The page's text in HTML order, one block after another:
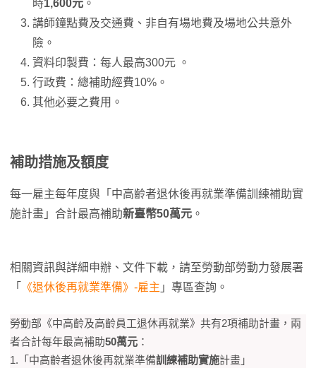
時1,600元 。
講師鐘點費及交通費、非自有場地費及場地公共意外
險。
資料印製費：每人最高300元 。
行政費：總補助經費10%。
其他必要之費用。
補助措施及額度
每一雇主每年度與「中高齡者退休後再就業準備訓練補助實
施計畫」合計最高補助新臺幣50萬元 。
相關資訊與詳細申辦、文件下載，請至勞動部勞動力發展署
「
《退休後再就業準備》-雇主 」專區查詢。
勞動部《中高齡及高齡員工退休再就業》共有2項補助計畫，兩
者合計每年最高補助50萬元 ：
1.「中高齡者退休後再就業準備訓練補助實施計畫」